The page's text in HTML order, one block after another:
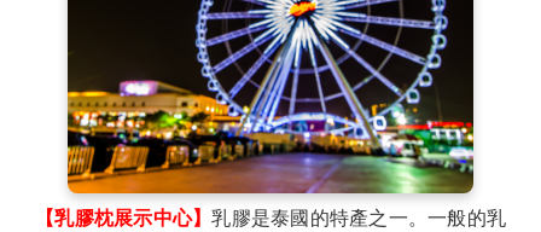
頭，風景十分秀麗。從這裡看芭堤雅風光是最好的場
所，海灣、沙灘、泰國灣的太平洋海域以及縱橫交錯的
市區街道，都盡收眼底。
【全明星號遊艇All Star Cruise Pattaya】芭 達雅All
StarCruise 是第一艘行駛於暹羅灣海岸線的全新遊艇。在
遊艇上享受歡樂美食及觀看泰國有名的人妖秀表演！ 遊
艇環繞整個芭達雅海灣。全船共分三層有250個座位，
有現今最火紅的芭堤雅網紅IG打卡景點，一邊享用美
食，一邊觀賞美景，體驗不一樣的芭提雅夜晚。遊 船上
【乳膠枕展示中心】乳膠是泰國的特產之一。一般的乳